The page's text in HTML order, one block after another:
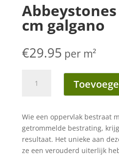
Abbeystones
cm galgano
€29.95 per m²
20x30x6
aantal
Wie een oppervlak bestraat
getrommelde bestrating,
resultaat. Het unieke aan
ze een verouderd uiterlijk